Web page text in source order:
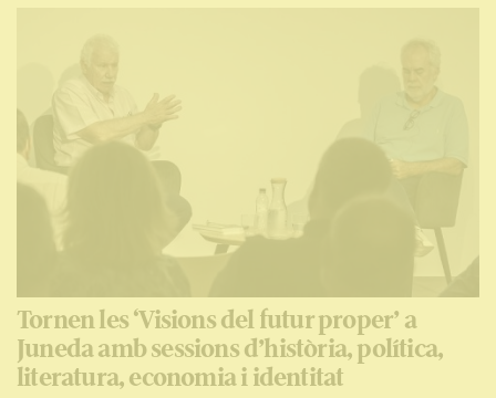
Tornen les ‘Visions del futur proper’ a
Juneda amb sessions d’història, política,
literatura, economia i identitat